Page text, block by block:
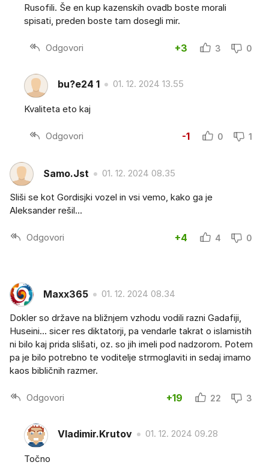
Rusofili. Še en kup kazenskih ovadb boste morali
spisati, preden boste tam dosegli mir.
Odgovori +3 3 0
bu?e24 1 01. 12. 2024 13.55
Kvaliteta eto kaj
Odgovori -1 0 1
Samo.Jst 01. 12. 2024 08.35
Sliši se kot Gordisjki vozel in vsi vemo, kako ga je
Aleksander rešil...
Odgovori +4 4 0
Maxx365 01. 12. 2024 08.34
Dokler so države na bližnjem vzhodu vodili razni Gadafiji,
Huseini... sicer res diktatorji, pa vendarle takrat o islamistih
ni bilo kaj prida slišati, oz. so jih imeli pod nadzorom. Potem
pa je bilo potrebno te voditelje strmoglaviti in sedaj imamo
kaos bibličnih razmer.
Odgovori +19 22 3
Vladimir.Krutov 01. 12. 2024 09.28
Točno